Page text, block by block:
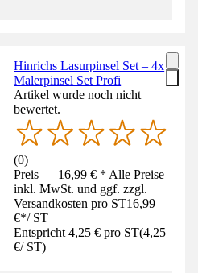
Hinrichs Lasurpinsel Set – 4x
Malerpinsel Set Profi
Artikel wurde noch nicht
bewertet.
(0)
Preis — 16,99 € * Alle Preise
inkl. MwSt. und ggf. zzgl.
Versandkosten pro ST16,99
€*/ ST
Entspricht 4,25 € pro ST(4,25
€/ ST)